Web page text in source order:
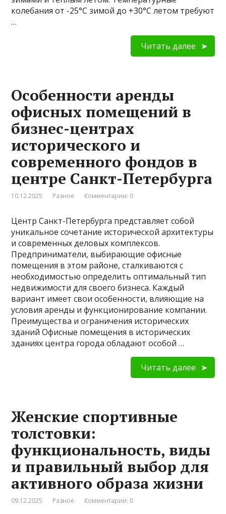
колебания от -25°C зимой до +30°C летом требуют
…
Читать далее
Особенности аренды
офисных помещений в
бизнес-центрах
исторического и
современного фондов в
центре Санкт-Петербурга
10.12.2025 Разное Комментарии: 0
Центр Санкт-Петербурга представляет собой
уникальное сочетание исторической архитектуры
и современных деловых комплексов.
Предприниматели, выбирающие офисные
помещения в этом районе, сталкиваются с
необходимостью определить оптимальный тип
недвижимости для своего бизнеса. Каждый
вариант имеет свои особенности, влияющие на
условия аренды и функционирование компании.
Преимущества и ограничения исторических
зданий Офисные помещения в исторических
зданиях центра города обладают особой …
Читать далее
Женские спортивные
толстовки:
функциональность, виды
и правильный выбор для
активного образа жизни
09.12.2025 Разное Комментарии: 0